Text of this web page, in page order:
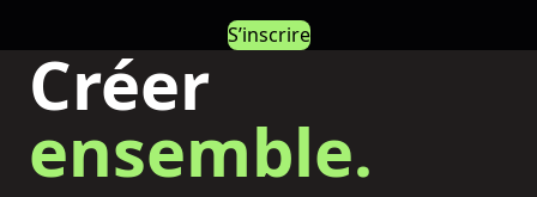
S’inscrire
Créer
ensemble.